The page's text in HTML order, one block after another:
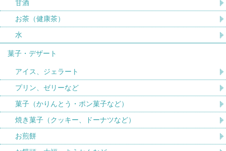
甘酒
お茶（健康茶）
水
菓子・デザート
アイス、ジェラート
プリン、ゼリーなど
菓子（かりんとう・ポン菓子など）
焼き菓子（クッキー、ドーナツなど）
お煎餅